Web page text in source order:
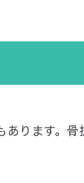
ります。